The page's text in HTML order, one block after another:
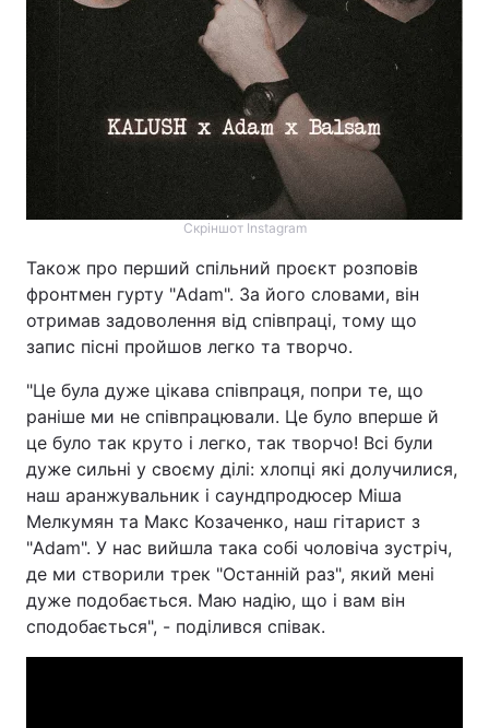
Скріншот Instagram
Також про перший спільний проєкт розповів
фронтмен гурту "Adam". За його словами, він
отримав задоволення від співпраці, тому що
запис пісні пройшов легко та творчо.
"Це була дуже цікава співпраця, попри те, що
раніше ми не співпрацювали. Це було вперше й
це було так круто і легко, так творчо! Всі були
дуже сильні у своєму ділі: хлопці які долучилися,
наш аранжувальник і саундпродюсер Міша
Мелкумян та Макс Козаченко, наш гітарист з
"Adam". У нас вийшла така собі чоловіча зустріч,
де ми створили трек "Останній раз", який мені
дуже подобається. Маю надію, що і вам він
сподобається", - поділився співак.